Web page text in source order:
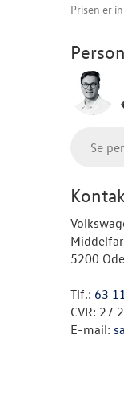
Prisen er
Se
5200
Tlf.: 63
CVR: 27
E-mail: